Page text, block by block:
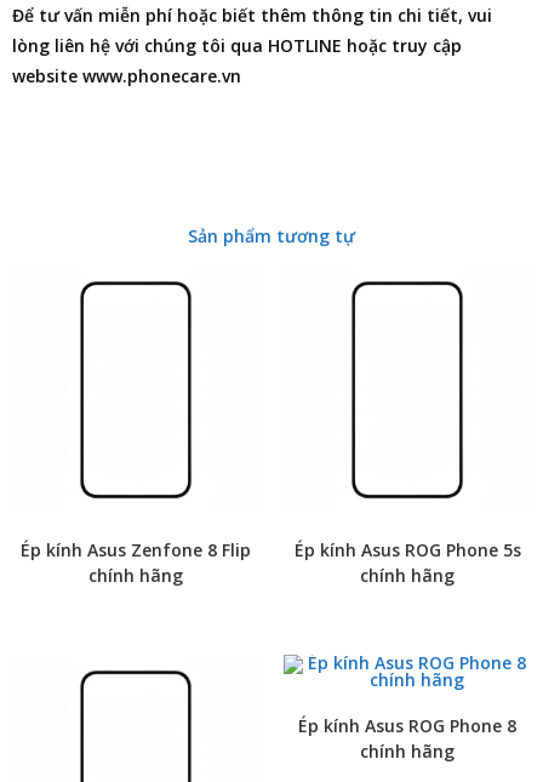
Để tư vấn miễn phí hoặc biết thêm thông tin chi tiết, vui
lòng liên hệ với chúng tôi qua HOTLINE hoặc truy cập
website www.phonecare.vn
Sản phẩm tương tự
Ép kính Asus Zenfone 8 Flip
chính hãng
Ép kính Asus ROG Phone 5s
chính hãng
Ép kính Asus ROG Phone 8
chính hãng